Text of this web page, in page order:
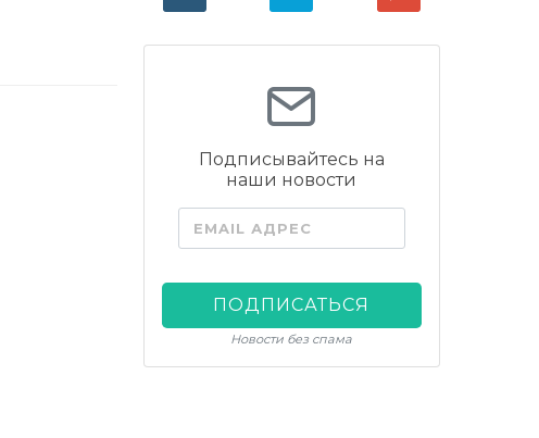
Подписывайтесь на
наши новости
EMAIL АДРЕС
ПОДПИСАТЬСЯ
Новости без спама